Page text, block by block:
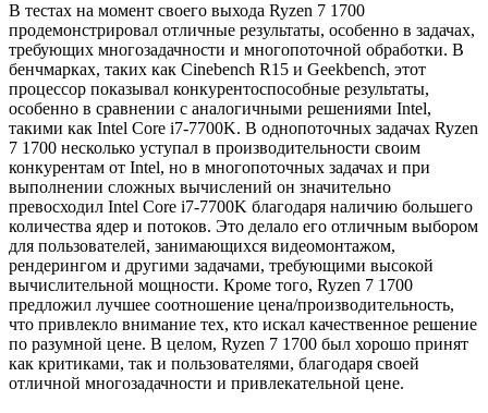
В тестах на момент своего выхода Ryzen 7 1700
продемонстрировал отличные результаты, особенно в задачах,
требующих многозадачности и многопоточной обработки. В
бенчмарках, таких как Cinebench R15 и Geekbench, этот
процессор показывал конкурентоспособные результаты,
особенно в сравнении с аналогичными решениями Intel,
такими как Intel Core i7-7700K. В однопоточных задачах Ryzen
7 1700 несколько уступал в производительности своим
конкурентам от Intel, но в многопоточных задачах и при
выполнении сложных вычислений он значительно
превосходил Intel Core i7-7700K благодаря наличию большего
количества ядер и потоков. Это делало его отличным выбором
для пользователей, занимающихся видеомонтажом,
рендерингом и другими задачами, требующими высокой
вычислительной мощности. Кроме того, Ryzen 7 1700
предложил лучшее соотношение цена/производительность,
что привлекло внимание тех, кто искал качественное решение
по разумной цене. В целом, Ryzen 7 1700 был хорошо принят
как критиками, так и пользователями, благодаря своей
отличной многозадачности и привлекательной цене.